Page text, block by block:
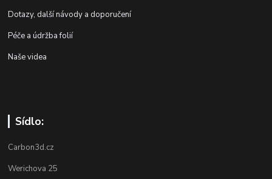
Dotazy, další návody a doporučení
Péče a údržba folií
Naše videa
Sídlo:
Carbon3d.cz
Werichova 25